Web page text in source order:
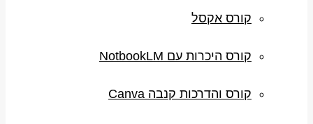
קורס אקסל
קורס היכרות עם NotbookLM
קורס והדרכות קנבה Canva